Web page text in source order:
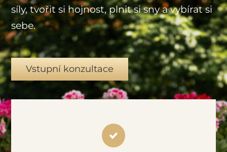
síly, tvořit si hojnost, plnit si sny a vybírat si
sebe.
Vstupní konzultace